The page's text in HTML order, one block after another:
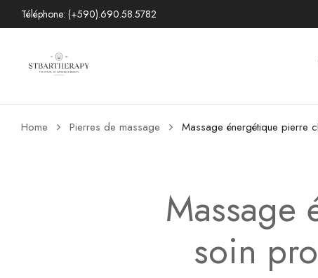
Téléphone: (+590).690.58.5782
Home Pierres de massage Massage énergétique pierre
Massage
soin